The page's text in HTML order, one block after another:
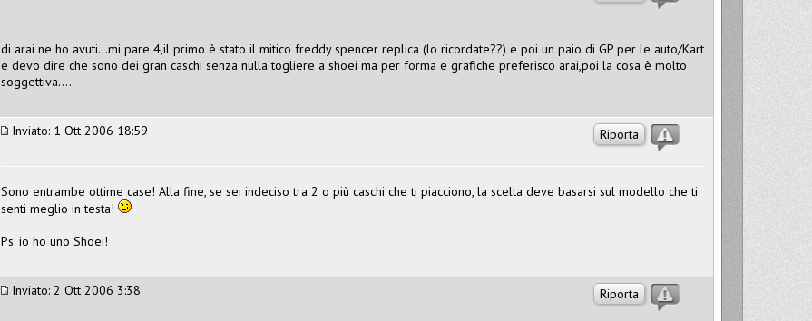
di arai ne ho avuti...mi pare 4,il primo è stato il mitico freddy spencer replica (lo ricordate??) e poi un paio di GP per le auto/Kart
e devo dire che sono dei gran caschi senza nulla togliere a shoei ma per forma e grafiche preferisco arai,poi la cosa è molto
soggettiva....
Riporta
Inviato: 1 Ott 2006 18:59
Sono entrambe ottime case! Alla fine, se sei indeciso tra 2 o più caschi che ti piacciono, la scelta deve basarsi sul modello che ti
senti meglio in testa!
Ps: io ho uno Shoei!
Riporta
Inviato: 2 Ott 2006 3:38